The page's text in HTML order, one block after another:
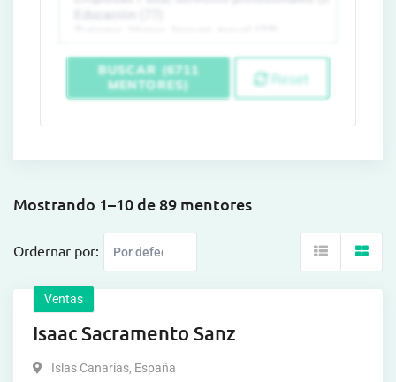
BUSCAR (6711
MENTORES)
Reset
Mostrando 1–10 de 89 mentores
Ordernar por:
Ventas
Isaac Sacramento Sanz
Islas Canarias, España